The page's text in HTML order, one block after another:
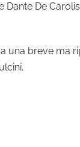
De
una breve ma